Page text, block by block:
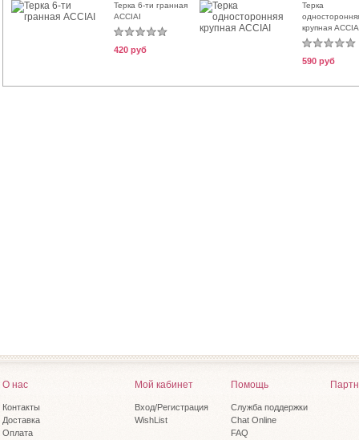
Терка 6-ти гранная
ACCIAI
420 руб
Терка
крупная
590 руб
О нас
Контакты
Доставка
Оплата
Мой кабинет
Вход/Регистрация
WishList
Помощь
Служба поддержки
Chat Online
FAQ